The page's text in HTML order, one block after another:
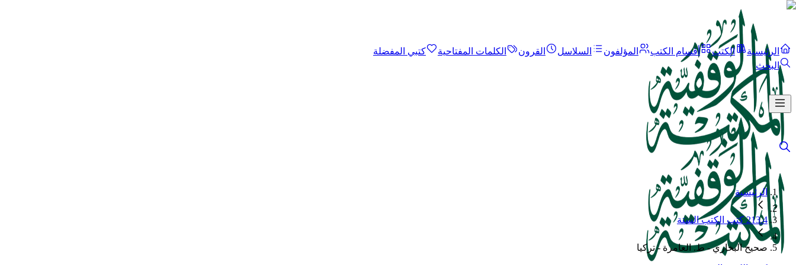
الرئيسية الكتب أقسام الكتب المؤلفون السلاسل القرون الكلمات المفتاحية
كتبي المفضلة
البحث
الرئيسية
213.4 كتب الكتب الستة
صحيح البخاري - ط. العامرة - تركيا